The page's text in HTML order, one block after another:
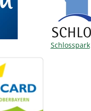
Schlosspark